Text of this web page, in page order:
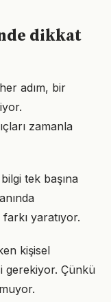
dikkat
adım, bir
zamanla
tek başına
yaratıyor.
kişisel
gerekiyor. Çünkü